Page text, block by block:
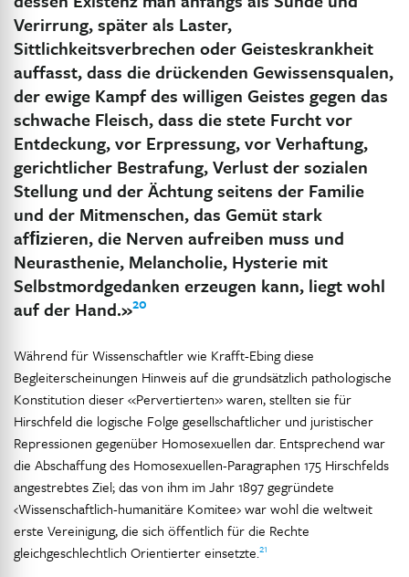
Verirrung, später als Laster,
Sittlichkeitsverbrechen oder Geisteskrankheit
auffasst, dass die drückenden Gewissensqualen,
der ewige Kampf des willigen Geistes gegen das
schwache Fleisch, dass die stete Furcht vor
Entdeckung, vor Erpressung, vor Verhaftung,
gerichtlicher Bestrafung, Verlust der sozialen
Stellung und der Ächtung seitens der Familie
und der Mitmenschen, das Gemüt stark
afﬁzieren, die Nerven aufreiben muss und
Neurasthenie, Melancholie, Hysterie mit
Selbstmordgedanken erzeugen kann, liegt wohl
auf der Hand.»20
Während für Wissenschaftler wie Krafft-Ebing diese
Begleiterscheinungen Hinweis auf die grundsätzlich pathologische
Konstitution dieser «Pervertierten» waren, stellten sie für
Hirschfeld die logische Folge gesellschaftlicher und juristischer
Repressionen gegenüber Homosexuellen dar. Entsprechend war
die Abschaffung des Homosexuellen-Paragraphen 175 Hirschfelds
angestrebtes Ziel; das von ihm im Jahr 1897 gegründete
‹Wissenschaftlich-humanitäre Komitee› war wohl die weltweit
erste Vereinigung, die sich öffentlich für die Rechte
gleichgeschlechtlich Orientierter einsetzte.21